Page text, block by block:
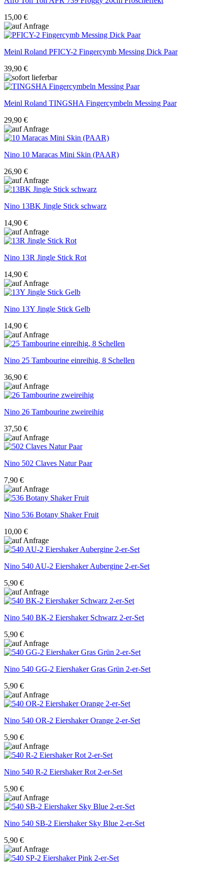
15,00 €
Meinl Roland PFICY-2 Fingercymb Messing Dick Paar
39,90 €
Meinl Roland TINGSHA Fingercymbeln Messing Paar
29,90 €
Nino 10 Maracas Mini Skin (PAAR)
26,90 €
Nino 13BK Jingle Stick schwarz
14,90 €
Nino 13R Jingle Stick Rot
14,90 €
Nino 13Y Jingle Stick Gelb
14,90 €
Nino 25 Tambourine einreihig, 8 Schellen
36,90 €
Nino 26 Tambourine zweireihig
37,50 €
Nino 502 Claves Natur Paar
7,90 €
Nino 536 Botany Shaker Fruit
10,00 €
Nino 540 AU-2 Eiershaker Aubergine 2-er-Set
5,90 €
Nino 540 BK-2 Eiershaker Schwarz 2-er-Set
5,90 €
Nino 540 GG-2 Eiershaker Gras Grün 2-er-Set
5,90 €
Nino 540 OR-2 Eiershaker Orange 2-er-Set
5,90 €
Nino 540 R-2 Eiershaker Rot 2-er-Set
5,90 €
Nino 540 SB-2 Eiershaker Sky Blue 2-er-Set
5,90 €